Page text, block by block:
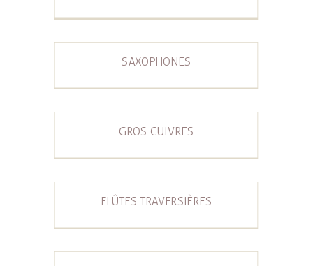
SAXOPHONES
GROS CUIVRES
FLÛTES TRAVERSIÈRES